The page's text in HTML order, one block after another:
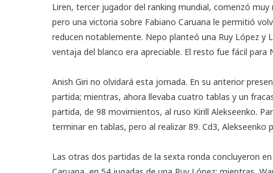
Liren, tercer jugador del ranking mundial, comenzó
pero una victoria sobre Fabiano Caruana le permitió
reducen notablemente. Nepo planteó una Ruy López y
ventaja del blanco era apreciable. El resto fue fácil para
Anish Giri no olvidará esta jornada. En su anterior
partida; mientras, ahora llevaba cuatro tablas y un
partida, de 98 movimientos, al ruso Kirill Alekseenko.
terminar en tablas, pero al realizar 89. Cd3, Alekseenko
Las otras dos partidas de la sexta ronda concluyeron